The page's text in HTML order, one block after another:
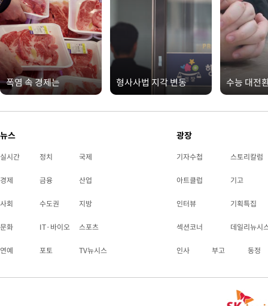
폭염 속 경제는 형사사법 지각 변동 수능 대전
뉴스
실시간 정치 국제
경제 금융 산업
사회 수도권 지방
문화 IT·바이오 스포츠
연예 포토 TV뉴시스
광장
기자수첩 스토리칼럼
아트클럽 기고
인터뷰 기획특집
섹션코너 데일리뉴시
인사 부고 동정